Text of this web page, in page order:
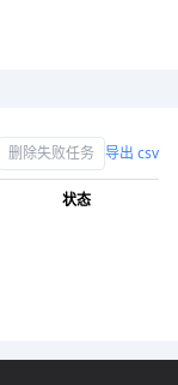
删除失败任务 导出 csv
状态